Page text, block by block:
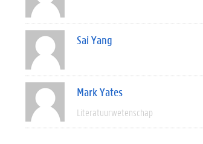
Sai Yang
Mark Yates
Literatuurwetenschap